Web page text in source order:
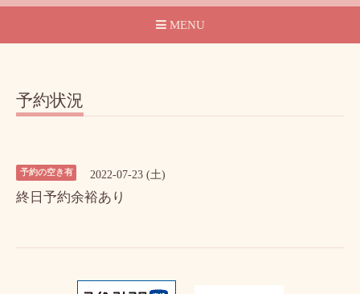
MENU
予約状況
予約の空き有 2022-07-23 (土)
終日予約余裕あり